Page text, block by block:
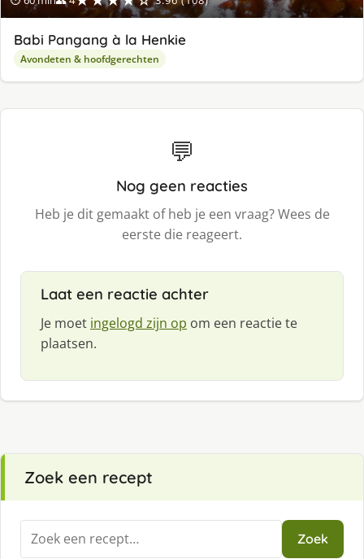
Babi Pangang à la Henkie
Avondeten & hoofdgerechten
💬
Nog geen reacties
Heb je dit gemaakt of heb je een vraag? Wees de
eerste die reageert.
Laat een reactie achter
Je moet ingelogd zijn op om een reactie te
plaatsen.
Zoek een recept
Zoeken
naar:
Zoek